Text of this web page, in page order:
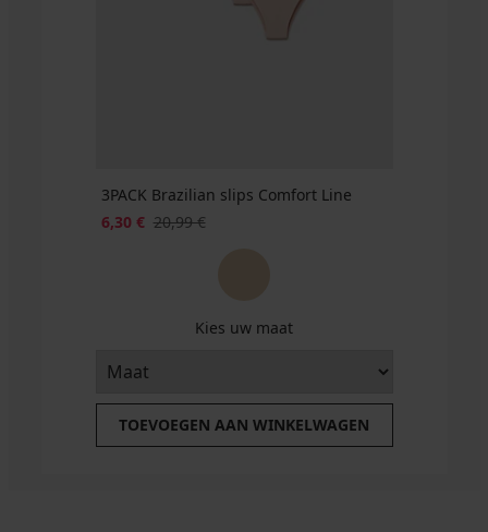
3PACK Brazilian slips Comfort Line
6,30 € 20,99 €
Kies uw maat
TOEVOEGEN AAN WINKELWAGEN